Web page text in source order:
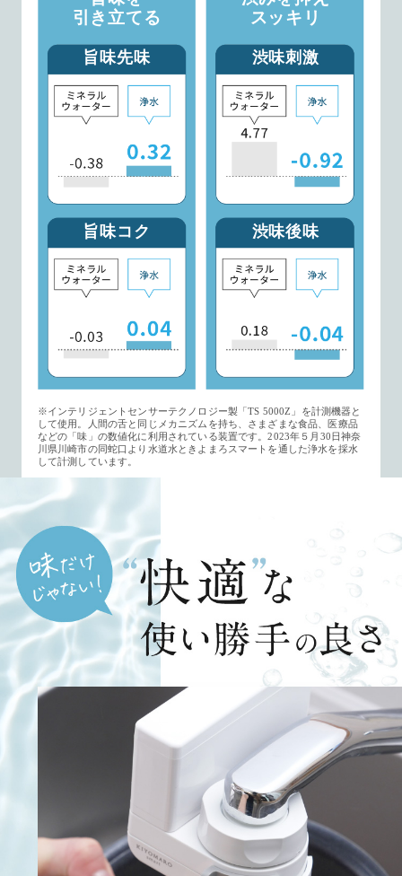
引き立てる
旨味先味
スッキリ
渋味刺激
旨味コク 渋味後味
※インテリジェントセンサーテクノロジー製「TS 5000Z」を計測機器と
して使用。人間の舌と同じメカニズムを持ち、さまざまな食品、医療品
などの「味」の数値化に利用されている装置です。2023年５月30日神奈
川県川崎市の同蛇口より水道水ときよまろスマートを通した浄水を採水
して計測しています。